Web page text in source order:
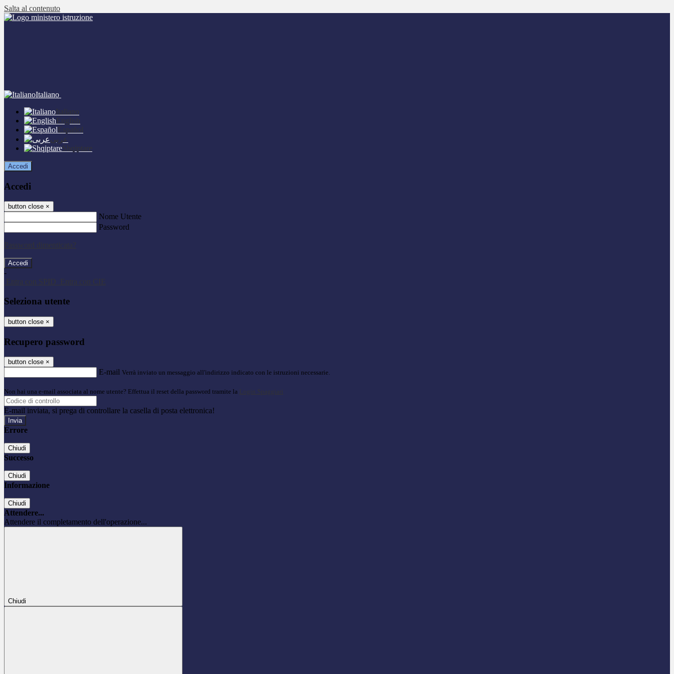
Salta al contenuto
Italiano
Italiano
English
Español
عربى
Shqiptare
Accedi
Accedi
button close ×
Nome Utente
Password
Password dimenticata?
-
Entra con SPID
Entra con CIE
Seleziona utente
button close ×
Recupero password
button close ×
E-mail Verrà inviato un messaggio all'indirizzo indicato con le istruzioni necessarie.
Non hai una e-mail associata al nome utente? Effettua il reset della password tramite la Login Spaggiari
E-mail inviata, si prega di controllare la casella di posta elettronica!
Errore
Chiudi
Successo
Chiudi
Informazione
Chiudi
Attendere...
Attendere il completamento dell'operazione...
Chiudi